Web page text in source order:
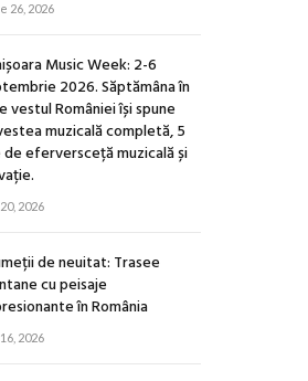
26, 2026
Music Week: 2-6
2026. Săptămâna în
vestul României își spune
muzicală completă, 5
de eferversceță muzicală și
2026
de neuitat: Trasee
cu peisaje
în România
2026